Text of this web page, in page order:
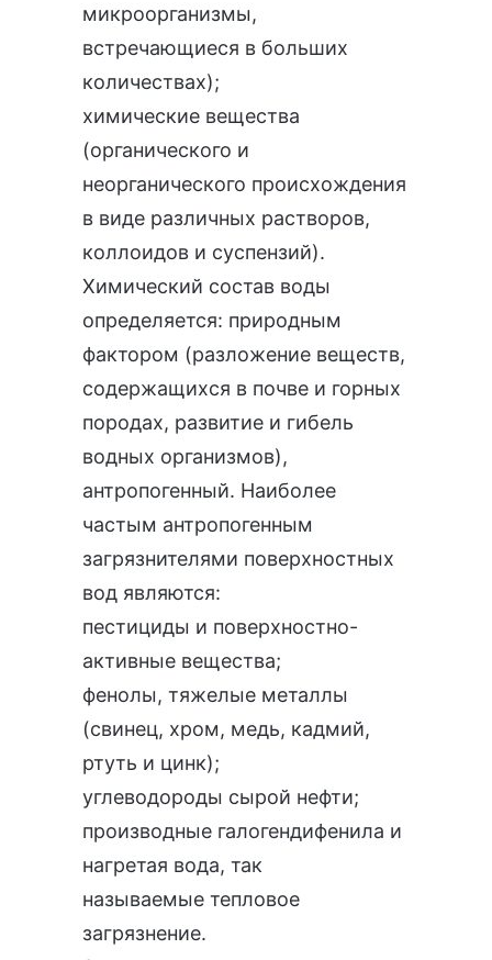
микроорганизмы,
встречающиеся в больших
количествах);
химические вещества
(органического и
неорганического происхождения
в виде различных растворов,
коллоидов и суспензий).
Химический состав воды
определяется: природным
фактором (разложение веществ,
содержащихся в почве и горных
породах, развитие и гибель
водных организмов),
антропогенный. Наиболее
частым антропогенным
загрязнителями поверхностных
вод являются:
пестициды и поверхностно-
активные вещества;
фенолы, тяжелые металлы
(свинец, хром, медь, кадмий,
ртуть и цинк);
углеводороды сырой нефти;
производные галогендифенила и
нагретая вода, так
называемые тепловое
загрязнение.